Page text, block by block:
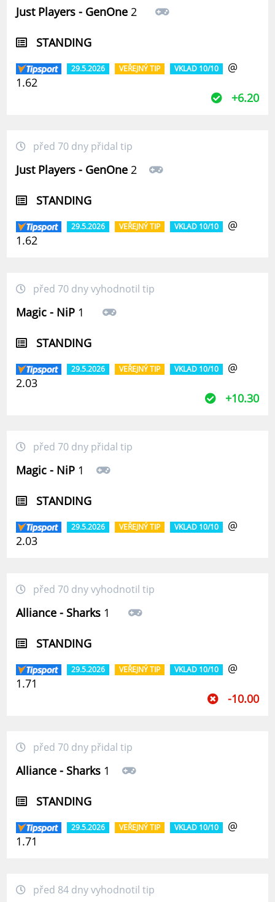
Just Players - GenOne2
STANDING
29.5.2026 VEŘEJNÝ TIP VKLAD 10/10
@
1.62
+6.20
před 70 dny přidal tip
Just Players - GenOne2
STANDING
29.5.2026 VEŘEJNÝ TIP VKLAD 10/10
@
1.62
před 70 dny vyhodnotil tip
Magic - NiP 1
STANDING
29.5.2026 VEŘEJNÝ TIP VKLAD 10/10
@
2.03
+10.30
před 70 dny přidal tip
Magic - NiP 1
STANDING
29.5.2026 VEŘEJNÝ TIP VKLAD 10/10
@
2.03
před 70 dny vyhodnotil tip
Alliance - Sharks 1
STANDING
29.5.2026 VEŘEJNÝ TIP VKLAD 10/10
@
1.71
-10.00
před 70 dny přidal tip
Alliance - Sharks 1
STANDING
29.5.2026 VEŘEJNÝ TIP VKLAD 10/10
@
1.71
před 84 dny vyhodnotil tip